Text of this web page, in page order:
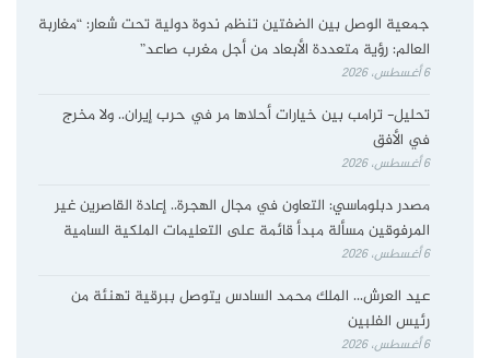
جمعية الوصل بين الضفتين تنظم ندوة دولية تحت شعار: “مغاربة
العالم: رؤية متعددة الأبعاد من أجل مغرب صاعد”
6 أغسطس، 2026
تحليل- ترامب بين خيارات أحلاها مر في حرب إيران.. ولا مخرج
في الأفق
6 أغسطس، 2026
مصدر دبلوماسي: التعاون في مجال الهجرة.. إعادة القاصرين غير
المرفوقين مسألة مبدأ قائمة على التعليمات الملكية السامية
6 أغسطس، 2026
عيد العرش… الملك محمد السادس يتوصل ببرقية تهنئة من
رئيس الفلبين
6 أغسطس، 2026